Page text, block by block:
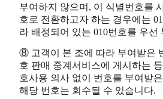
부여하지 않으며, 이 식별번호를
호로 전환하고자 하는 경우에는
라 배정되어 있는 010번호를 우선
⑧ 고객이 본 조에 따라 부여받은
호 판매 중계서비스에 게시하는
호사용 의사 없이 번호를 부여받
해당 번호는 회수될 수 있습니다.